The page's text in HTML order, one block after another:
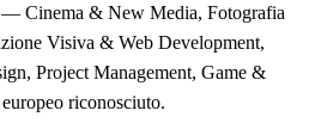
Cinema & New Media, Fotografia
Visiva & Web Development,
Project Management, Game &
riconosciuto.